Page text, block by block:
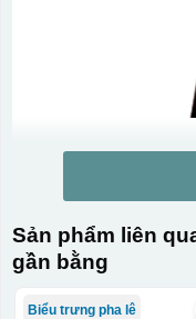
Sản phẩm liên
gần bằng
Biểu trưng pha lê